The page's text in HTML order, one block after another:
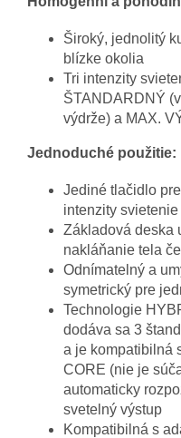
Široký, jednolitý
blízke okolia
Tri intenzity
ŠTANDARDNÝ
výdrže) a MAX.
Jednoduché použitie:
Jediné tlačidlo
intenzity svietenie
Základová deska
nakláňanie tela
Odnímatelný a
symetrický pre
Technologie
dodáva sa 3
a je kompatibilná
CORE (nie je
automaticky
svetelný výstup
Kompatibilná s